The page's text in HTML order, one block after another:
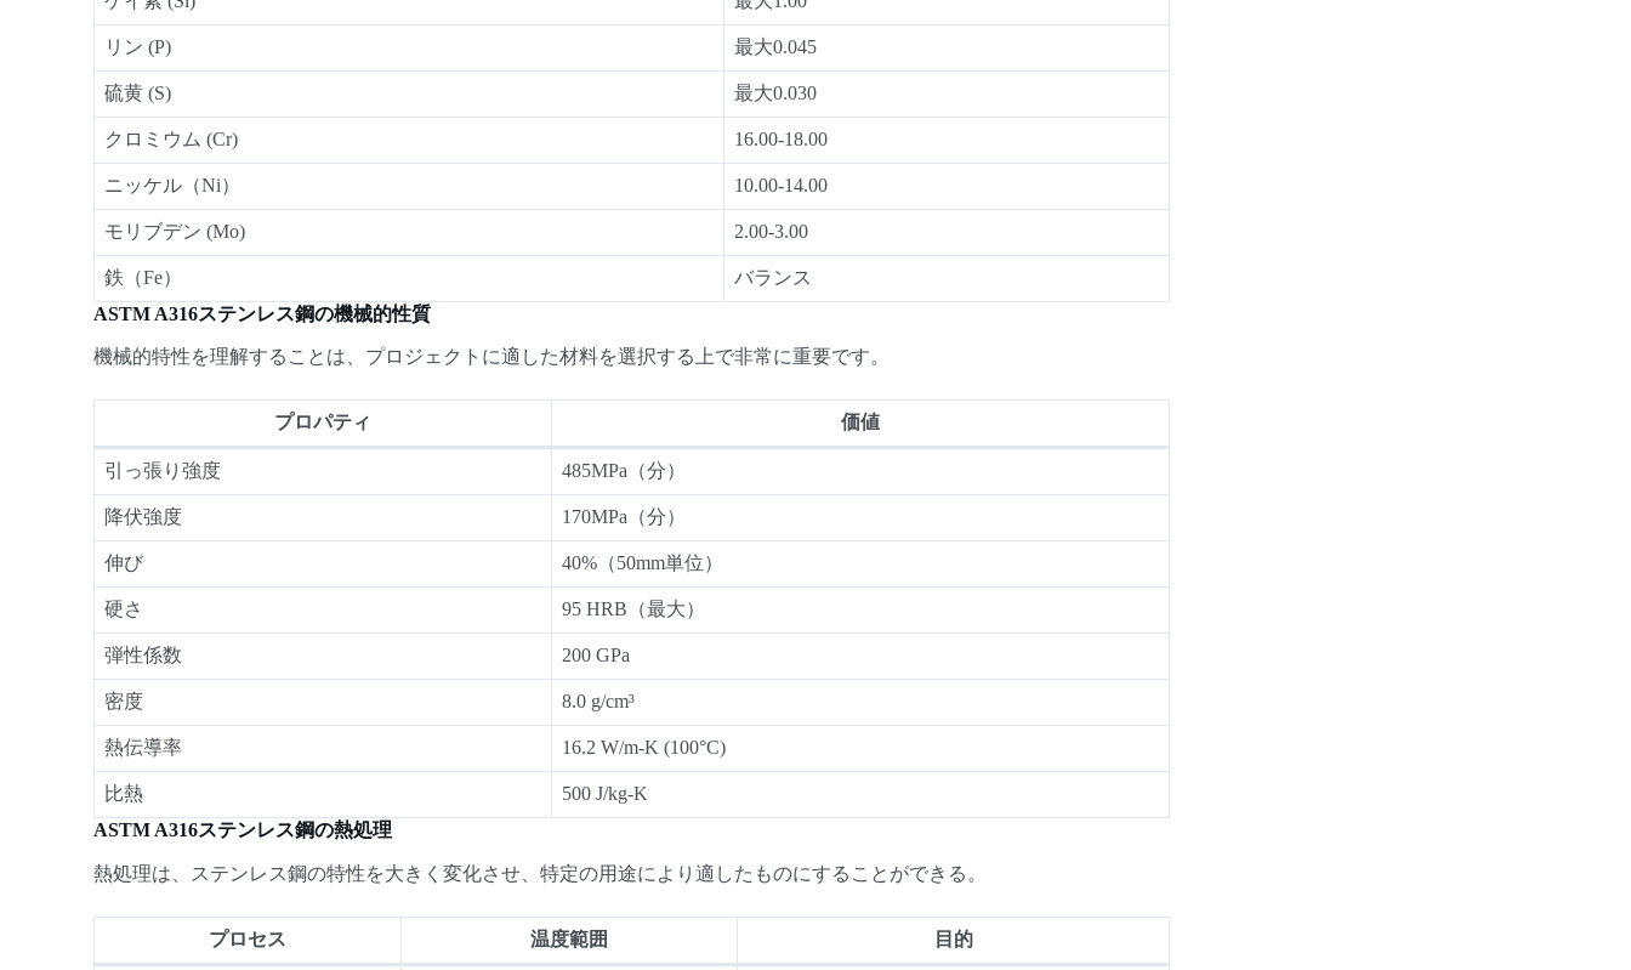
リン (P) 最大0.045
硫黄 (S) 最大0.030
クロミウム (Cr) 16.00-18.00
ニッケル（Ni） 10.00-14.00
モリブデン (Mo) 2.00-3.00
鉄（Fe）
バランス
ASTM A316ステンレス鋼の機械的性質
機械的特性を理解することは、プロジェクトに適した材料を選択する上で非常に重要です。
プロパティ 価値
引っ張り強度 485MPa（分）
降伏強度 170MPa（分）
伸び 40%（50mm単位）
硬さ 95 HRB（最大）
弾性係数 200 GPa
密度 8.0 g/cm³
熱伝導率 16.2 W/m-K (100°C)
比熱
500 J/kg-K
ASTM A316ステンレス鋼の熱処理
熱処理は、ステンレス鋼の特性を大きく変化させ、特定の用途により適したものにすることができる。
プロセス 温度範囲 目的